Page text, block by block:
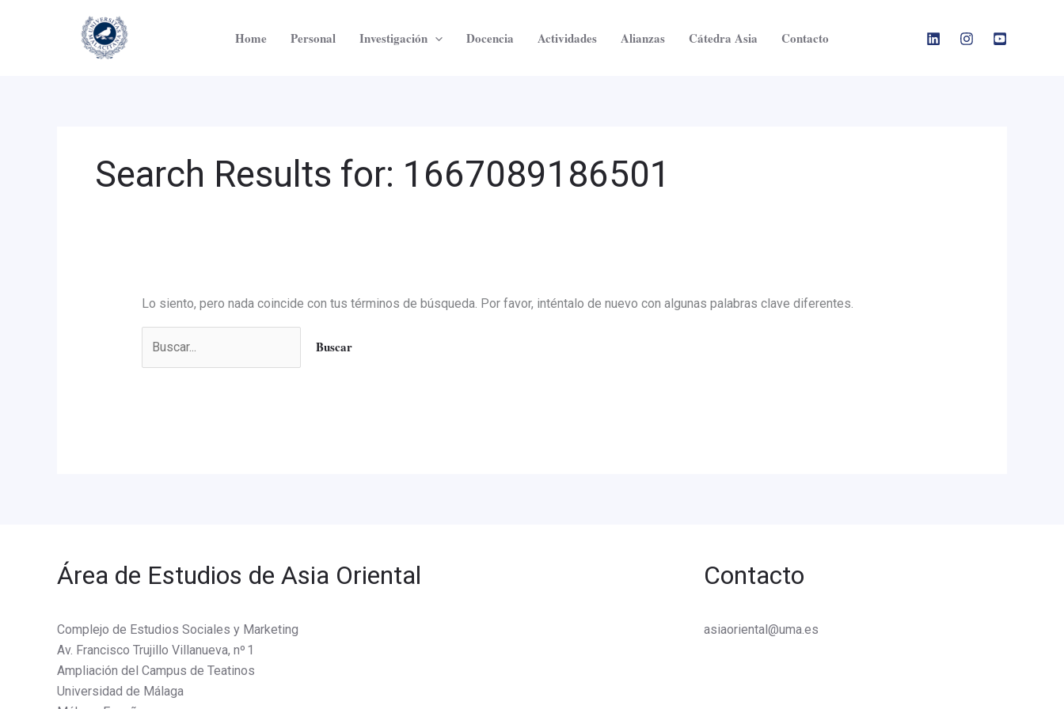
Home Personal Investigación Docencia Actividades Alianzas Cátedra Asia Contacto
Search Results for: 1667089186501
Lo siento, pero nada coincide con tus términos de búsqueda. Por favor, inténtalo de nuevo con algunas palabras clave diferentes.
Área de Estudios de Asia Oriental
Complejo de Estudios Sociales y Marketing
Av. Francisco Trujillo Villanueva, nº 1
Ampliación del Campus de Teatinos
Universidad de Málaga
Contacto
asiaoriental@uma.es